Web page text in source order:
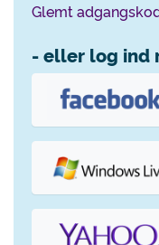
Glemt
- eller log ind